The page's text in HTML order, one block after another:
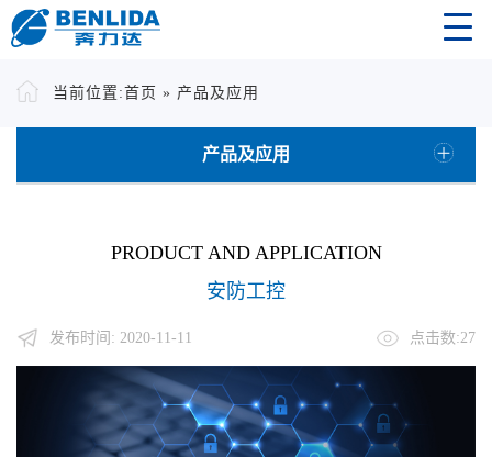
当前位置:首页 » 产品及应用
产品及应用
PRODUCT AND APPLICATION
安防工控
发布时间: 2020-11-11 点击数:27